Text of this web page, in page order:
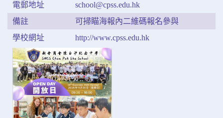
電郵地址
school@cpss.edu.hk
備註
可掃瞄海報內二維碼報名參與
學校網址
http://www.cpss.edu.hk